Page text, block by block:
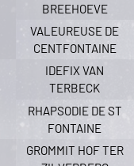
BREEHOEVE
VALEUREUSE DE
CENTFONTAINE
IDEFIX VAN
TERBECK
RHAPSODIE DE ST
FONTAINE
GROMMIT HOF TER